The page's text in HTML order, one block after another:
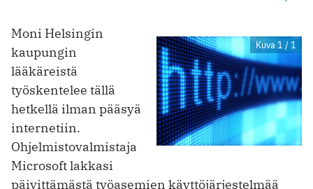
Kuva 1 / 1
Moni Helsingin
kaupungin
lääkäreistä
työskentelee tällä
hetkellä ilman pääsyä
internetiin.
Ohjelmistovalmistaja
Microsoft lakkasi
päivittämästä työasemien käyttöjärjestelmää